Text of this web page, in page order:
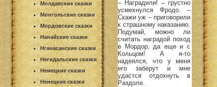
Молдавские сказки
Монгольские сказки
Мордовские сказки
Нанайские сказки
Нганасанские сказки
Негидальские сказки
Немецкие сказки
Ненецкие сказки
– Наградили! – грустно
усмехнулся Фродо. –
Скажи уж – приговорили
к страшному наказанию.
Подумай, можно ли
считать наградой поход
в Мордор, да еще и с
Кольцом! А я-то
надеялся, что у меня
его заберут и мне
удастся отдохнуть в
Раздоле.